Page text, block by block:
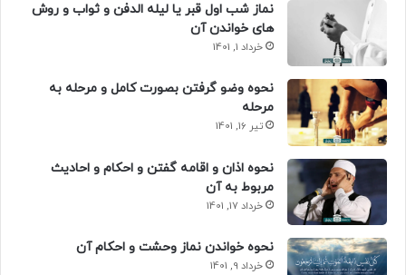
نماز شب اول قبر یا لیله الدفن و ثواب و روش
های خواندن آن
خرداد 1, 1401
نحوه وضو گرفتن بصورت کامل و مرحله به
مرحله
تیر 16, 1401
نحوه اذان و اقامه گفتن و احکام و احادیث
مربوط به آن
خرداد 17, 1401
نحوه خواندن نماز وحشت و احکام آن
خرداد 9, 1401